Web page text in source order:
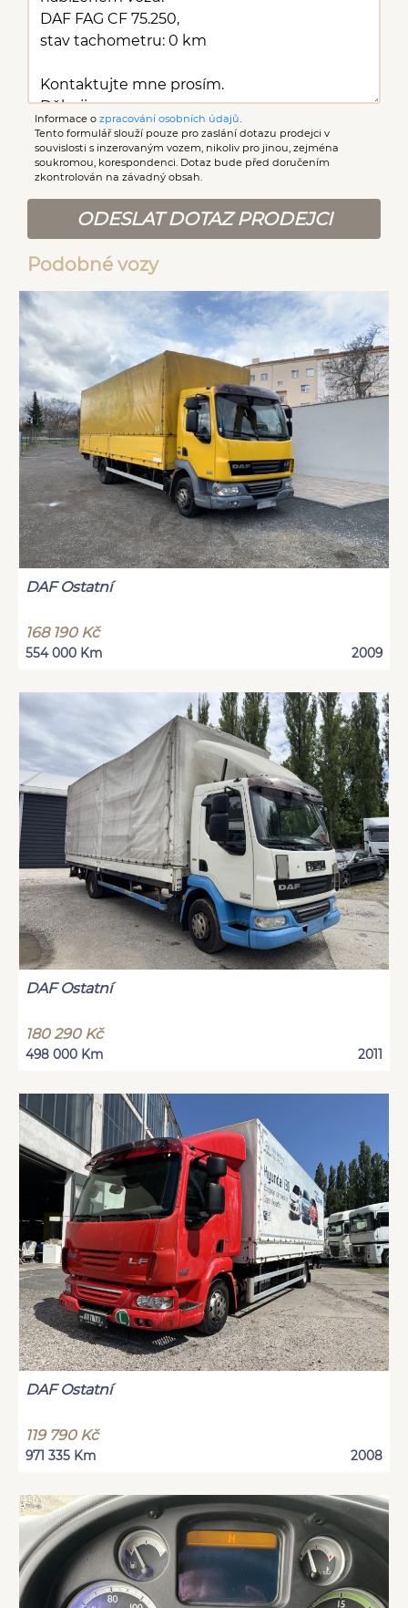
Informace o zpracování osobních údajů
Tento formulář slouží pouze pro zaslání dotazu prodejci v
souvislosti s inzerovaným vozem, nikoliv pro jinou, zejména
soukromou, korespondenci. Dotaz bude před doručením
zkontrolován na závadný obsah.
ODESLAT DOTAZ PRODEJCI
Podobné vozy
DAF Ostatní
168 190 Kč
554 000 Km 2009
DAF Ostatní
180 290 Kč
498 000 Km 2011
DAF Ostatní
119 790 Kč
971 335 Km 2008